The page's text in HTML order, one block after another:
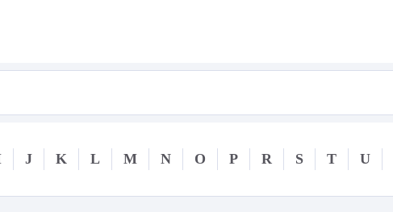
J K L M N O P R S T U